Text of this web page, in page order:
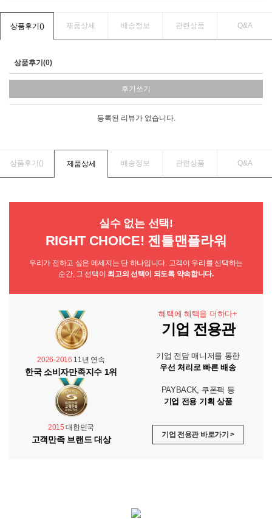
상품후기() 제품상세 배송정보 관련상품 Q&A
상품후기(0)
후기쓰기
등록된 리뷰가 없습니다.
상품후기() 제품상세 배송정보 관련상품 Q&A
실수 없는 선택!
RIGHT CHOICE! 젠틀맨플라워
우리가 전하고 싶은 메세지는 단 하나입니다. 고객이 우리를 선택하는
순간, 그 선택이 최고의 선택이 되도록 약속합니다.
2026-2016 11년 연속
한국 소비자만족지수 1위
2015 대한민국
고객만족 브랜드 대상
혜택에 혜택을 더하다+
기업 전용관
기업 전담 매니저를 통한
우선 처리로 빠른 배송
PAYBACK, 쿠폰팩 등
기업 전용 기획 상품
기업 전용관 바로가기 >